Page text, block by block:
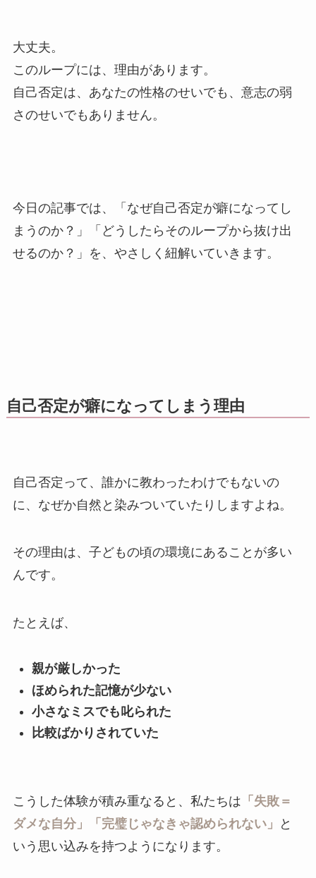
大丈夫。
このループには、理由があります。
自己否定は、あなたの性格のせいでも、意志の弱
さのせいでもありません。
今日の記事では、「なぜ自己否定が癖になってし
まうのか？」「どうしたらそのループから抜け出
せるのか？」を、やさしく紐解いていきます。
自己否定が癖になってしまう理由
自己否定って、誰かに教わったわけでもないの
に、なぜか自然と染みついていたりしますよね。
その理由は、子どもの頃の環境にあることが多い
んです。
たとえば、
親が厳しかった
ほめられた記憶が少ない
小さなミスでも叱られた
比較ばかりされていた
こうした体験が積み重なると、私たちは 「失敗＝
ダメな自分」「完璧じゃなきゃ認められない」
と
いう思い込みを持つようになります。